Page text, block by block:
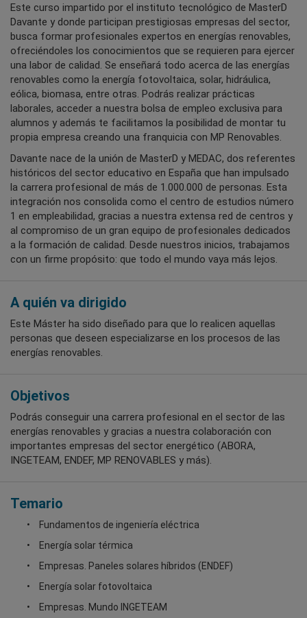
Este curso impartido por el instituto tecnológico de MasterD
Davante y donde participan prestigiosas empresas del sector,
busca formar profesionales expertos en energías renovables,
ofreciéndoles los conocimientos que se requieren para ejercer
una labor de calidad. Se enseñará todo acerca de las energías
renovables como la energía fotovoltaica, solar, hidráulica,
eólica, biomasa, entre otras. Podrás realizar prácticas
laborales, acceder a nuestra bolsa de empleo exclusiva para
alumnos y además te facilitamos la posibilidad de montar tu
propia empresa creando una franquicia con MP Renovables.
Davante nace de la unión de MasterD y MEDAC, dos referentes
históricos del sector educativo en España que han impulsado
la carrera profesional de más de 1.000.000 de personas. Esta
integración nos consolida como el centro de estudios número
1 en empleabilidad, gracias a nuestra extensa red de centros y
al compromiso de un gran equipo de profesionales dedicados
a la formación de calidad. Desde nuestros inicios, trabajamos
con un firme propósito: que todo el mundo vaya más lejos.
A quién va dirigido
Este Máster ha sido diseñado para que lo realicen aquellas
personas que deseen especializarse en los procesos de las
energías renovables.
Objetivos
Podrás conseguir una carrera profesional en el sector de las
energías renovables y gracias a nuestra colaboración con
importantes empresas del sector energético (ABORA,
INGETEAM, ENDEF, MP RENOVABLES y más).
Temario
Fundamentos de ingeniería eléctrica
Energía solar térmica
Empresas. Paneles solares híbridos (ENDEF)
Energía solar fotovoltaica
Empresas. Mundo INGETEAM